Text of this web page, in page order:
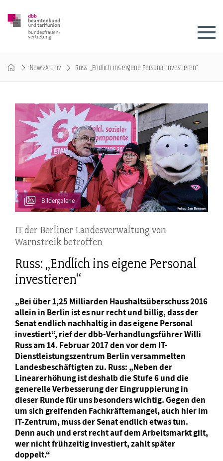
News-Archiv Russ: „Endlich ins eigene Personal investieren“
Bildergalerie
IT der Berliner Landesverwaltung von
Warnstreik betroffen
Russ: „Endlich ins eigene Personal
investieren“
„Bei über 1,25 Milliarden Haushaltsüberschuss 2016
allein in Berlin ist es nur recht und billig, dass der
Senat endlich nachhaltig in das eigene Personal
investiert“, rief der dbb-Verhandlungsführer Willi
Russ am 14. Februar 2017 den vor dem IT-
Dienstleistungszentrum Berlin versammelten
Landesbeschäftigten zu. Russ: „Neben der
Linearerhöhung ist deshalb die Stufe 6 und die
generelle Verbesserung der Eingruppierung in
dieser Runde für uns besonders wichtig. Gegen den
um sich greifenden Fachkräftemangel, auch hier im
IT-Zentrum, muss der Senat endlich etwas tun.
Denn auch und erst recht auf dem Arbeitsmarkt gilt,
wer nicht frühzeitig investiert, zahlt später
doppelt.“